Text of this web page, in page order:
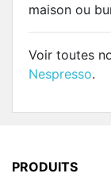
maison ou
Voir toutes
Nespresso.
PRODUITS